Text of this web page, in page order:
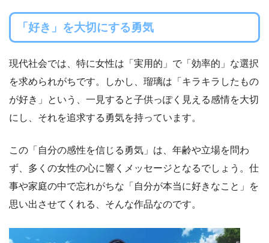
「好き」を大切にする勇気
現代社会では、特に女性は「実用的」で「効率的」な選択
を求められがちです。しかし、瑠璃は「キラキラしたもの
が好き」という、一見すると子供っぽく見える感情を大切
にし、それを追求する勇気を持っています。
この「自分の感性を信じる勇気」は、年齢や立場を問わ
ず、多くの女性の心に響くメッセージとなるでしょう。仕
事や家庭の中で忘れがちな「自分が本当に好きなこと」を
思い出させてくれる、そんな作品なのです。